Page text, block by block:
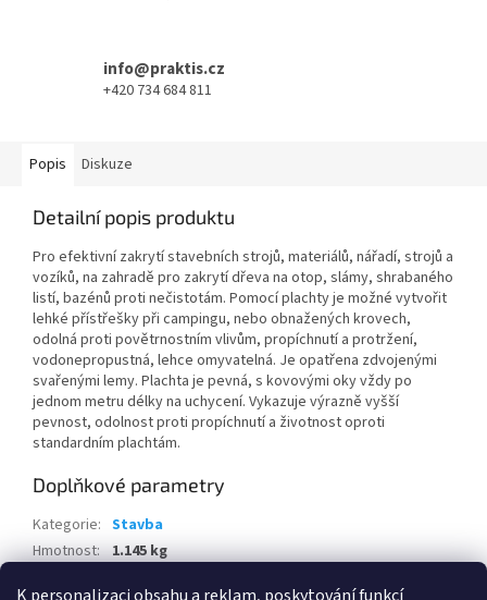
info@praktis.cz
+420 734 684 811
Popis Diskuze
Detailní popis produktu
Pro efektivní zakrytí stavebních strojů, materiálů, nářadí, strojů a
vozíků, na zahradě pro zakrytí dřeva na otop, slámy, shrabaného
listí, bazénů proti nečistotám. Pomocí plachty je možné vytvořit
lehké přístřešky při campingu, nebo obnažených krovech,
odolná proti povětrnostním vlivům, propíchnutí a protržení,
vodonepropustná, lehce omyvatelná. Je opatřena zdvojenými
svařenými lemy. Plachta je pevná, s kovovými oky vždy po
jednom metru délky na uchycení. Vykazuje výrazně vyšší
pevnost, odolnost proti propíchnutí a životnost oproti
standardním plachtám.
Doplňkové parametry
Kategorie: Stavba
Hmotnost: 1.145 kg